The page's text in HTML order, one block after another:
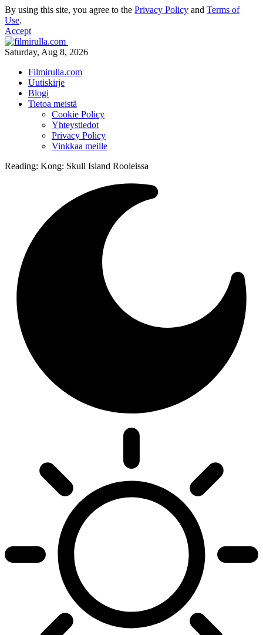
By using this site, you agree to the Privacy Policy and Terms of
Use.
Accept
Saturday, Aug 8, 2026
Filmirulla.com
Uutiskirje
Blogi
Tietoa meistä
Cookie Policy
Yhteystiedot
Privacy Policy
Vinkkaa meille
Reading: Kong: Skull Island Rooleissa